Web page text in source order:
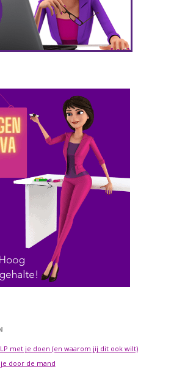
met je doen (en waarom jij dit ook wilt)
door de mand